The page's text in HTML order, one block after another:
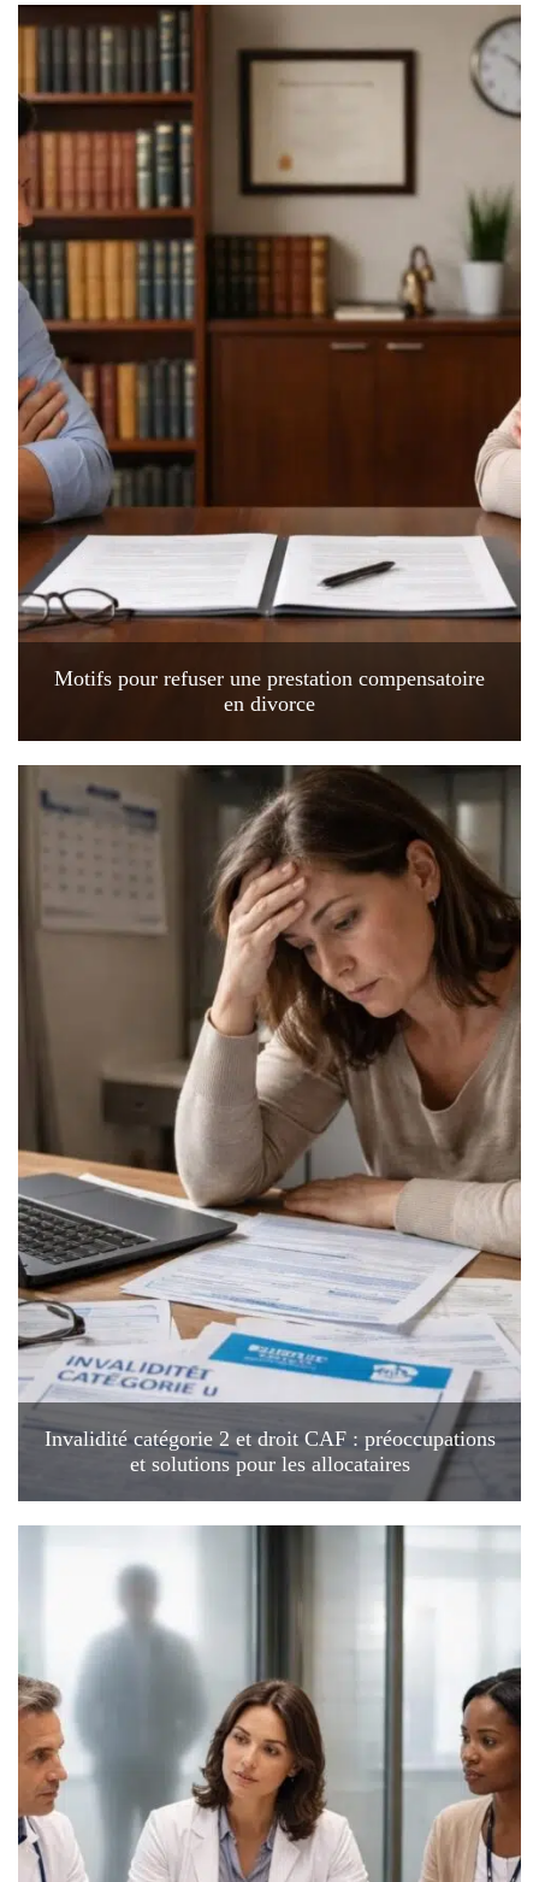
Motifs pour refuser une prestation compensatoire
en divorce
Invalidité catégorie 2 et droit CAF : préoccupations
et solutions pour les allocataires